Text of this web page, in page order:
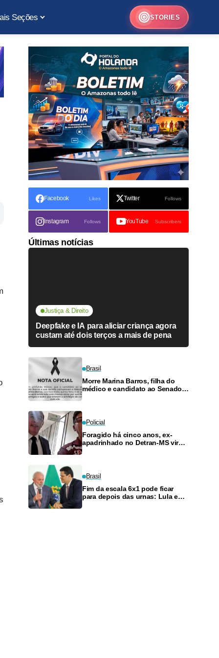
Seções STORIES
Facebook Likes Twitter Follows
Instagram Follows YouTube Subscribers
Últimas notícias
Justiça & Direito
Deepfake e IA para aliciar criança agora
custam até dois terços a mais de pena
Brasil
Morre Marina Barros, filha do
médico e candidato ao Senado
Policial
Foragido há cinco anos, ex-
apadrinhado no Detran-MS vira
Brasil
Fim da escala 6x1 pode ficar
para depois das urnas: Lula e